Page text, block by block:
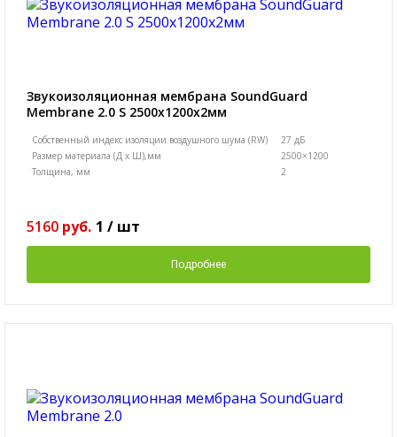
Звукоизоляционная мембрана SoundGuard
Membrane 2.0 S 2500х1200х2мм
Собственный индекс изоляции воздушного шума (RW)
27 дБ
Размер материала (Д х Ш),мм
2500×1200
Толщина, мм
2
5160 руб. 1 / шт
Подробнее